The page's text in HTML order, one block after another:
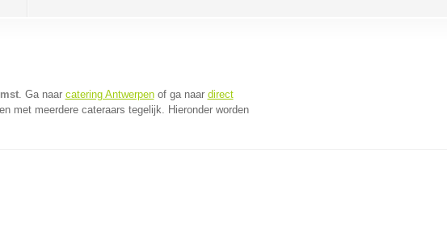
. Ga naar catering Antwerpenof ga naar direct
met meerdere cateraars tegelijk. Hieronder worden